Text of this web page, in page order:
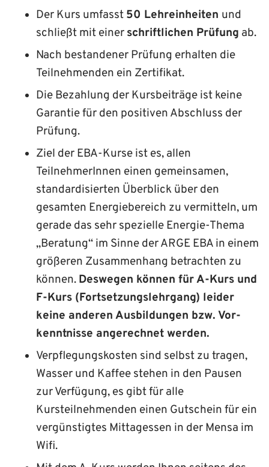
Der Kurs umfasst 50 Lehreinheiten und
schließt mit einer schriftlichen Prüfung ab.
Nach bestandener Prüfung erhalten die
Teilnehmenden ein Zertifikat.
Die Bezahlung der Kursbeiträge ist keine
Garantie für den positiven Abschluss der
Prüfung.
Ziel der EBA-Kurse ist es, allen
TeilnehmerInnen einen gemeinsamen,
standardisierten Überblick über den
gesamten Energiebereich zu vermitteln, um
gerade das sehr spezielle Energie-Thema
„Beratung“ im Sinne der ARGE EBA in einem
größeren Zusammenhang betrachten zu
können. Deswegen können für A-Kurs und
F-Kurs (Fort­setzungs­lehrgang) leider
keine anderen Ausbildungen bzw. Vor­
kenntnisse angerechnet werden.
Verpflegungskosten sind selbst zu tragen,
Wasser und Kaffee stehen in den Pausen
zur Verfügung, es gibt für alle
Kursteilnehmenden einen Gutschein für ein
vergünstigtes Mittagessen in der Mensa im
Wifi.